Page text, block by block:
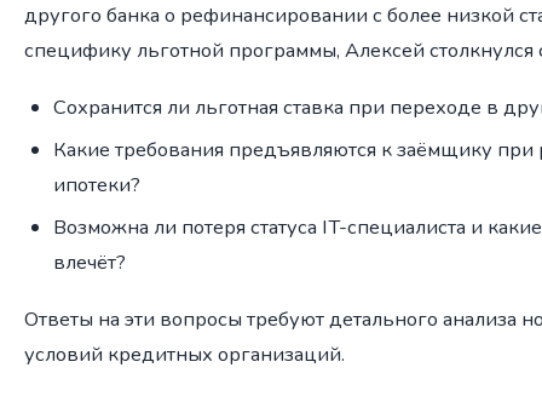
другого банка о рефинансировании с более низкой
специфику льготной программы, Алексей столкнулся
Сохранится ли льготная ставка при переходе в
Какие требования предъявляются к заёмщику
ипотеки?
Возможна ли потеря статуса IT-специалиста и
влечёт?
Ответы на эти вопросы требуют детального анализа
условий кредитных организаций.